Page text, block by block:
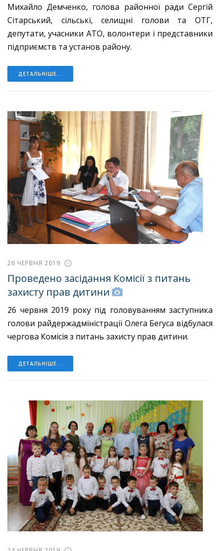
Михайло Демченко, голова районної ради Сергій
Сітарський, сільські, селищні голови та ОТГ,
депутати, учасники АТО, волонтери і представники
підприємств та установ району.
ДЕТАЛЬНІШЕ...
26 ЧЕРВНЯ 2019
Проведено засідання Комісії з питань
захисту прав дитини
26 червня 2019 року під головуванням заступника
голови райдержадміністрації Олега Бегуса відбулася
чергова Комісія з питань захисту прав дитини.
ДЕТАЛЬНІШЕ...